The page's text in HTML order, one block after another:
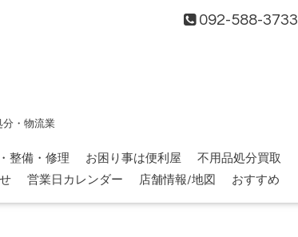
092-588-3733
・物流業
整備・修理 お困り事は便利屋
不用品処分買取
営業日カレンダー 店舗情報/地図 おすすめ